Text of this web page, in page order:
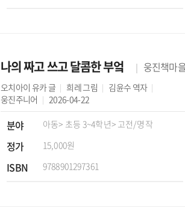
나의 짜고 쓰고 달콤한 부엌 웅진책마
오치아이 유카글 희레그림 김윤수 역자
웅진주니어
2026-04-22
분야 아동> 초등 3~4학년> 고전/명작
정가 15,000원
ISBN 9788901297361